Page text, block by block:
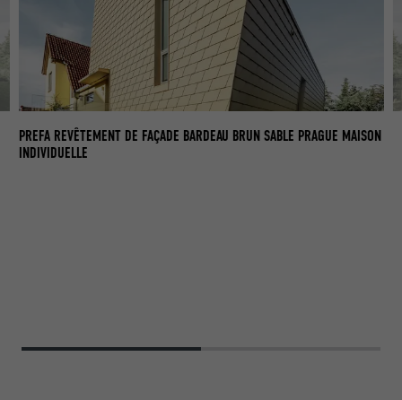
PREFA REVÊTEMENT DE FAÇADE BARDEAU BRUN SABLE PRAGUE MAISON
INDIVIDUELLE